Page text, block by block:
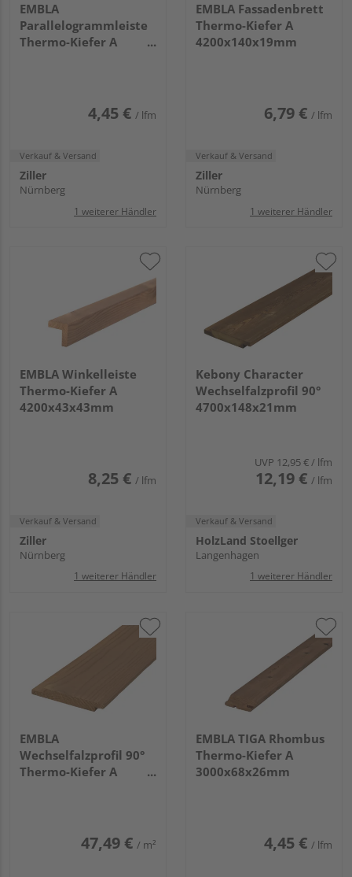
EMBLA
Parallelogrammleiste
Thermo-Kiefer A
4,45 € / lfm
Verkauf & Versand
Ziller
Nürnberg
1 weiterer Händler
EMBLA Fassadenbrett
Thermo-Kiefer A
4200x140x19mm
6,79 € / lfm
Verkauf & Versand
Ziller
Nürnberg
1 weiterer Händler
EMBLA Winkelleiste
Thermo-Kiefer A
4200x43x43mm
8,25 € / lfm
Verkauf & Versand
Ziller
Nürnberg
1 weiterer Händler
Kebony Character
Wechselfalzprofil 90°
4700x148x21mm
UVP 12,95 € / lfm
12,19 € / lfm
Verkauf & Versand
HolzLand Stoellger
Langenhagen
1 weiterer Händler
EMBLA
Wechselfalzprofil 90°
Thermo-Kiefer A
47,49 € / m²
EMBLA TIGA Rhombus
Thermo-Kiefer A
3000x68x26mm
4,45 € / lfm